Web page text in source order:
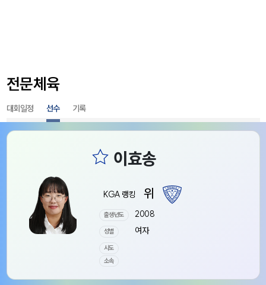
전문체육
대회일정 선수 기록
KGA 랭킹 위
출생년도 2008
성별 여자
시도
소속